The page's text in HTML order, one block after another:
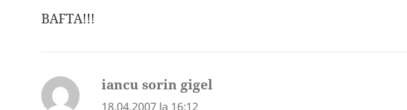
BAFTA!!!
iancu sorin gigel
18.04.2007 la 16:12